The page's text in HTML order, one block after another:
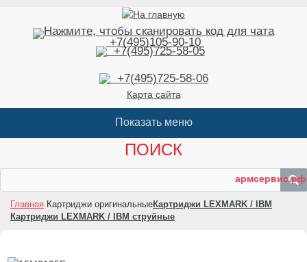
+7(495)105-90-10
+7(495)725-58-05
+7(495)725-58-06
Карта сайта
ПОИСК
армсервис.рф
Главная Картриджи оригинальныеКартриджи LEXMARK / IBM
Картриджи LEXMARK / IBM струйные